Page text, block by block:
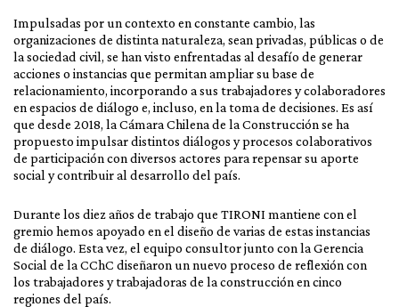
Impulsadas por un contexto en constante cambio, las
organizaciones de distinta naturaleza, sean privadas, públicas o de
la sociedad civil, se han visto enfrentadas al desafío de generar
acciones o instancias que permitan ampliar su base de
relacionamiento, incorporando a sus trabajadores y colaboradores
en espacios de diálogo e, incluso, en la toma de decisiones. Es así
que desde 2018, la Cámara Chilena de la Construcción se ha
propuesto impulsar distintos diálogos y procesos colaborativos
de participación con diversos actores para repensar su aporte
social y contribuir al desarrollo del país.
Durante los diez años de trabajo que TIRONI mantiene con el
gremio hemos apoyado en el diseño de varias de estas instancias
de diálogo. Esta vez, el equipo consultor junto con la Gerencia
Social de la CChC diseñaron un nuevo proceso de reflexión con
los trabajadores y trabajadoras de la construcción en cinco
regiones del país.